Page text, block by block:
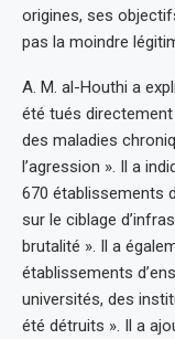
origines, ses
pas la moindre
A. M. al-Houthi a
été tués
des maladies
l’agression ». Il a
670 établissements
sur le ciblage
brutalité ». Il a
établissements
universités, des
été détruits ». Il a